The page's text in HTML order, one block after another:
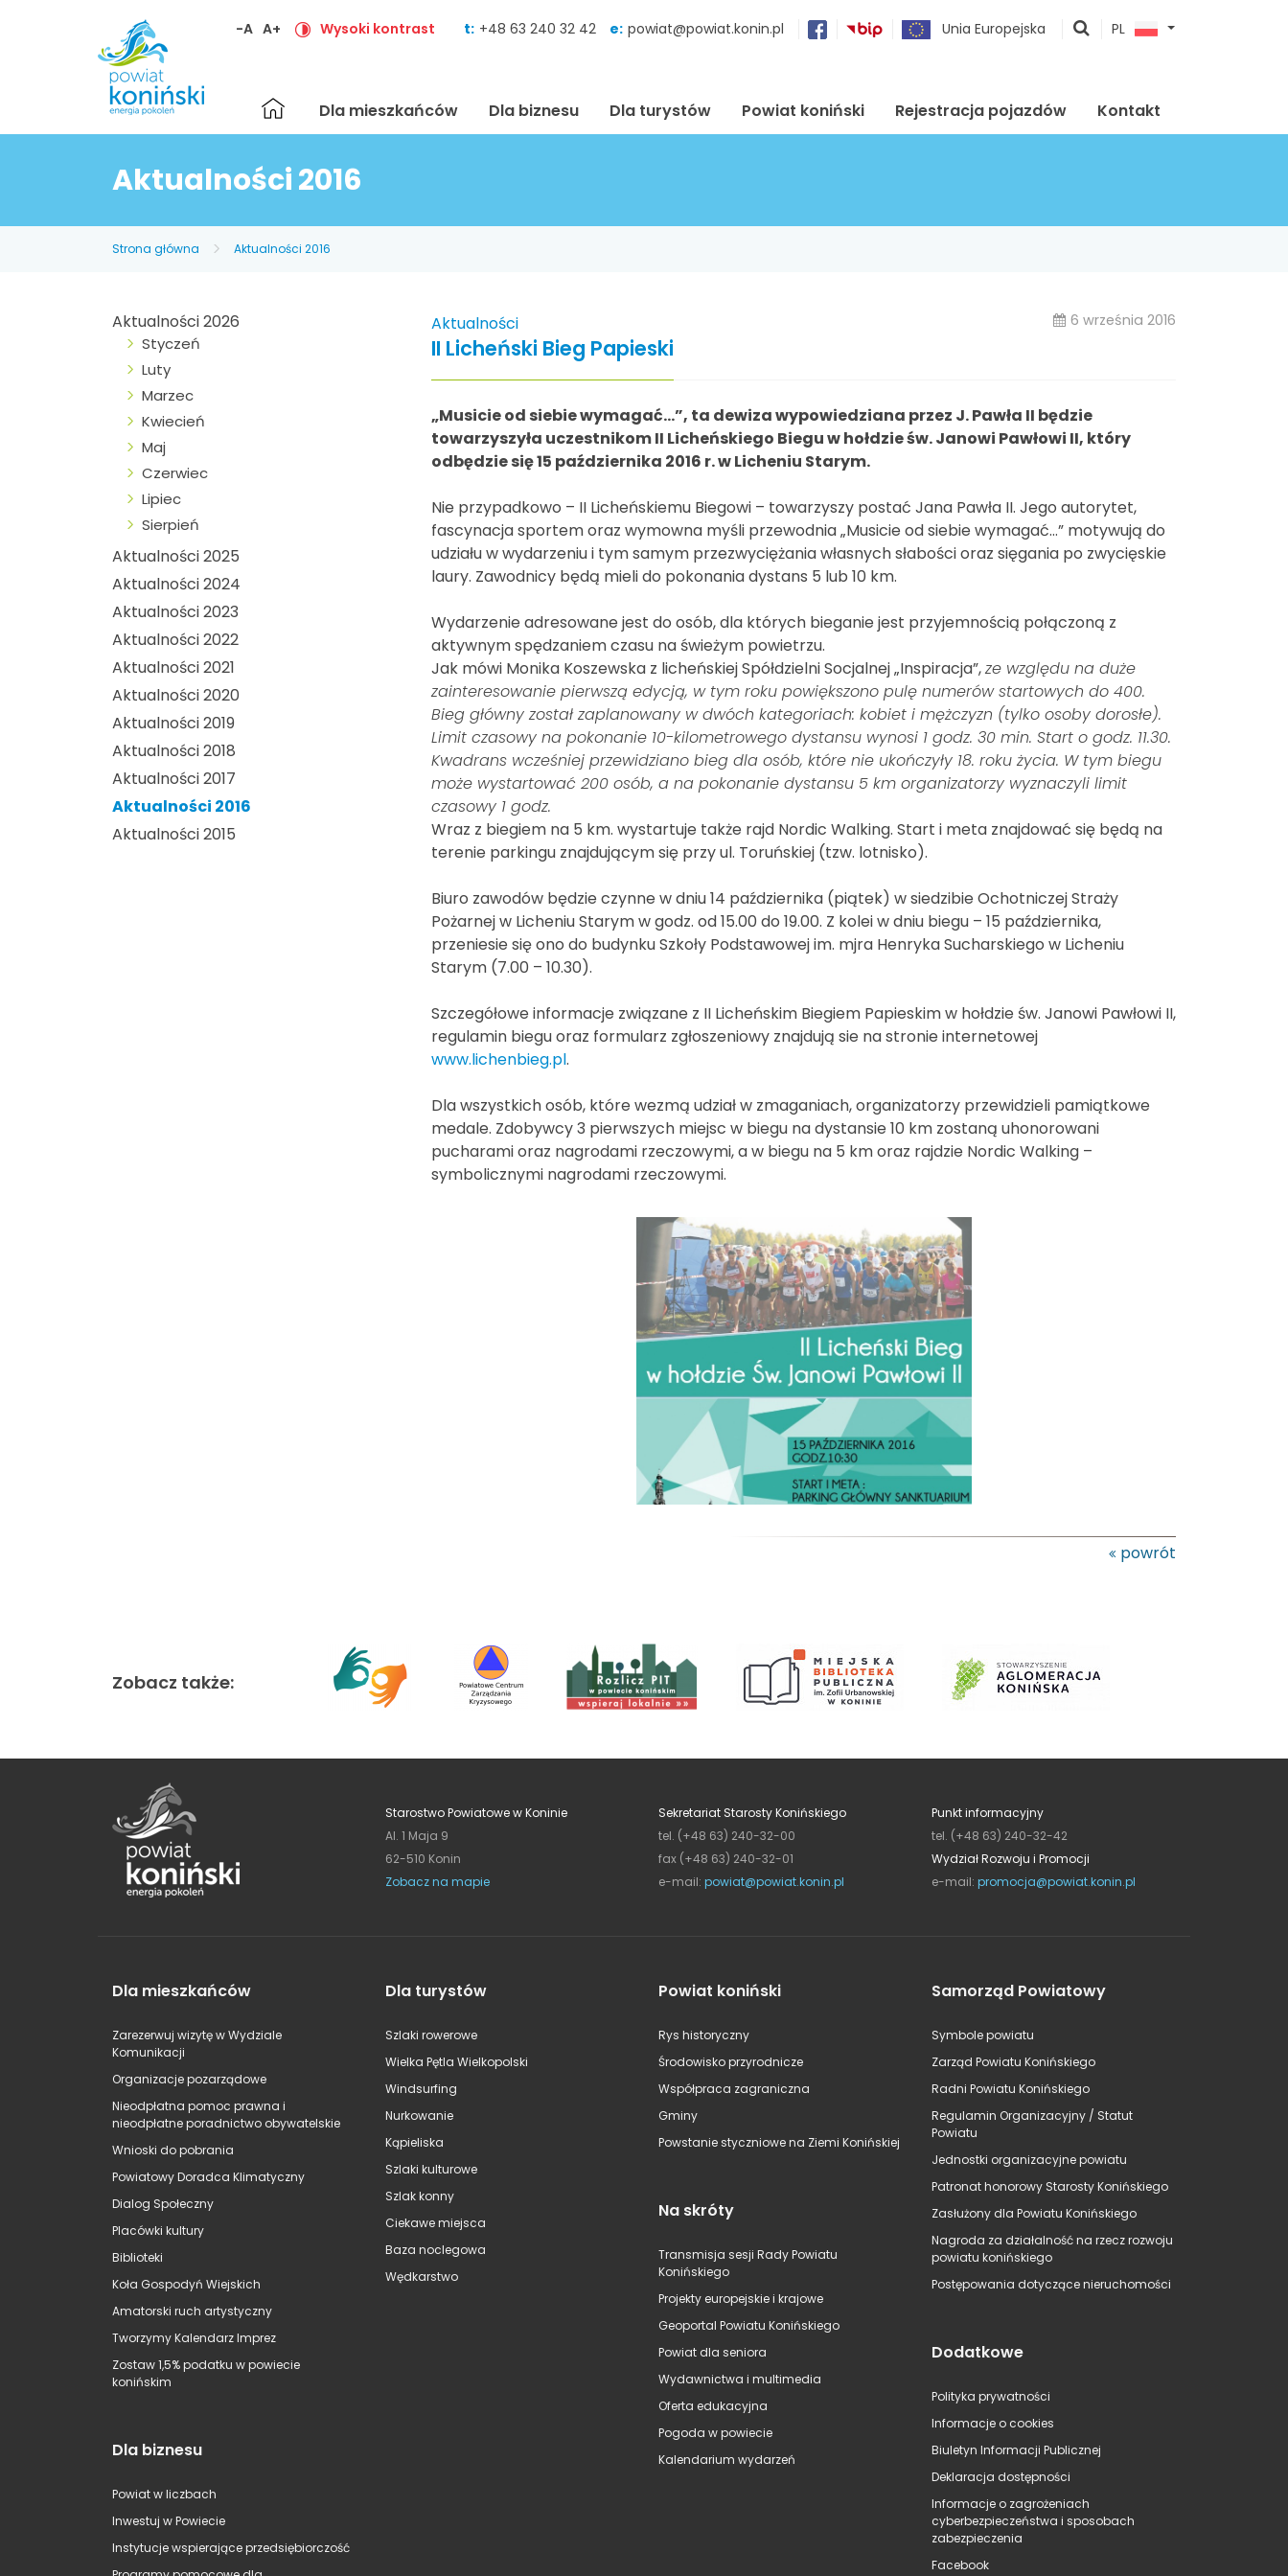
-A A+ Wysoki kontrast t: +48 63 240 32 42 e: powiat@powiat.konin.pl Unia Europejska
pokaż
PL
Strona
główna
Dla mieszkańców Dla biznesu Dla turystów Powiat koniński Rejestracja pojazdów Kontakt
Aktualności 2016
Strona główna Aktualności 2016
Aktualności 2026
Styczeń
Luty
Marzec
Kwiecień
Maj
Czerwiec
Lipiec
Sierpień
Aktualności 2025
Aktualności 2024
Aktualności 2023
Aktualności 2022
Aktualności 2021
Aktualności 2020
Aktualności 2019
Aktualności 2018
Aktualności 2017
Aktualności 2016
Aktualności 2015
Aktualności 6 września 2016
II Licheński Bieg Papieski
„Musicie od siebie wymagać…”, ta dewiza wypowiedziana przez J. Pawła II będzie
towarzyszyła uczestnikom II Licheńskiego Biegu w hołdzie św. Janowi Pawłowi II, który
odbędzie się 15 października 2016 r. w Licheniu Starym.
Nie przypadkowo – II Licheńskiemu Biegowi – towarzyszy postać Jana Pawła II. Jego autorytet,
fascynacja sportem oraz wymowna myśli przewodnia „Musicie od siebie wymagać…” motywują do
udziału w wydarzeniu i tym samym przezwyciężania własnych słabości oraz sięgania po zwycięskie
laury. Zawodnicy będą mieli do pokonania dystans 5 lub 10 km.
Wydarzenie adresowane jest do osób, dla których bieganie jest przyjemnością połączoną z
aktywnym spędzaniem czasu na świeżym powietrzu.
Jak mówi Monika Koszewska z licheńskiej Spółdzielni Socjalnej „Inspiracja”,ze względu na duże
zainteresowanie pierwszą edycją, w tym roku powiększono pulę numerów startowych do 400.
Bieg główny został zaplanowany w dwóch kategoriach: kobiet i mężczyzn (tylko osoby dorosłe).
Limit czasowy na pokonanie 10-kilometrowego dystansu wynosi 1 godz. 30 min. Start o godz. 11.30.
Kwadrans wcześniej przewidziano bieg dla osób, które nie ukończyły 18. roku życia. W tym biegu
może wystartować 200 osób, a na pokonanie dystansu 5 km organizatorzy wyznaczyli limit
czasowy 1 godz.
Wraz z biegiem na 5 km. wystartuje także rajd Nordic Walking. Start i meta znajdować się będą na
terenie parkingu znajdującym się przy ul. Toruńskiej (tzw. lotnisko).
Biuro zawodów będzie czynne w dniu 14 października (piątek) w siedzibie Ochotniczej Straży
Pożarnej w Licheniu Starym w godz. od 15.00 do 19.00. Z kolei w dniu biegu – 15 października,
przeniesie się ono do budynku Szkoły Podstawowej im. mjra Henryka Sucharskiego w Licheniu
Starym (7.00 – 10.30).
Szczegółowe informacje związane z II Licheńskim Biegiem Papieskim w hołdzie św. Janowi Pawłowi II,
regulamin biegu oraz formularz zgłoszeniowy znajdują sie na stronie internetowej
www.lichenbieg.pl.
Dla wszystkich osób, które wezmą udział w zmaganiach, organizatorzy przewidzieli pamiątkowe
medale. Zdobywcy 3 pierwszych miejsc w biegu na dystansie 10 km zostaną uhonorowani
pucharami oraz nagrodami rzeczowymi, a w biegu na 5 km oraz rajdzie Nordic Walking –
symbolicznymi nagrodami rzeczowymi.
powrót
Zobacz także:
Starostwo Powiatowe w Koninie
Al. 1 Maja 9
62-510 Konin
Zobacz na mapie
Sekretariat Starosty Konińskiego
tel. (+48 63) 240-32-00
fax (+48 63) 240-32-01
e-mail: powiat@powiat.konin.pl
Punkt informacyjny
tel. (+48 63) 240-32-42
Wydział Rozwoju i Promocji
e-mail: promocja@powiat.konin.pl
Dla mieszkańców
Zarezerwuj wizytę w Wydziale
Komunikacji
Organizacje pozarządowe
Nieodpłatna pomoc prawna i
nieodpłatne poradnictwo obywatelskie
Wnioski do pobrania
Powiatowy Doradca Klimatyczny
Dialog Społeczny
Placówki kultury
Biblioteki
Koła Gospodyń Wiejskich
Amatorski ruch artystyczny
Tworzymy Kalendarz Imprez
Zostaw 1,5% podatku w powiecie
konińskim
Dla biznesu
Powiat w liczbach
Inwestuj w Powiecie
Instytucje wspierające przedsiębiorczość
Dla turystów
Szlaki rowerowe
Wielka Pętla Wielkopolski
Windsurfing
Nurkowanie
Kąpieliska
Szlaki kulturowe
Szlak konny
Ciekawe miejsca
Baza noclegowa
Wędkarstwo
Powiat koniński
Rys historyczny
Środowisko przyrodnicze
Współpraca zagraniczna
Gminy
Powstanie styczniowe na Ziemi Konińskiej
Na skróty
Transmisja sesji Rady Powiatu
Konińskiego
Projekty europejskie i krajowe
Geoportal Powiatu Konińskiego
Powiat dla seniora
Wydawnictwa i multimedia
Oferta edukacyjna
Pogoda w powiecie
Kalendarium wydarzeń
Samorząd Powiatowy
Symbole powiatu
Zarząd Powiatu Konińskiego
Radni Powiatu Konińskiego
Regulamin Organizacyjny / Statut
Powiatu
Jednostki organizacyjne powiatu
Patronat honorowy Starosty Konińskiego
Zasłużony dla Powiatu Konińskiego
Nagroda za działalność na rzecz rozwoju
powiatu konińskiego
Postępowania dotyczące nieruchomości
Dodatkowe
Polityka prywatności
Informacje o cookies
Biuletyn Informacji Publicznej
Deklaracja dostępności
Informacje o zagrożeniach
cyberbezpieczeństwa i sposobach
zabezpieczenia
Facebook